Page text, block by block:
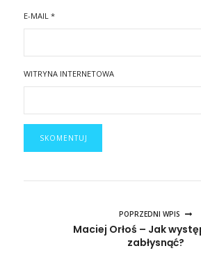
E-MAIL *
WITRYNA INTERNETOWA
POPRZEDNI WPIS
Maciej Orłoś – Jak
zabłysnąć?